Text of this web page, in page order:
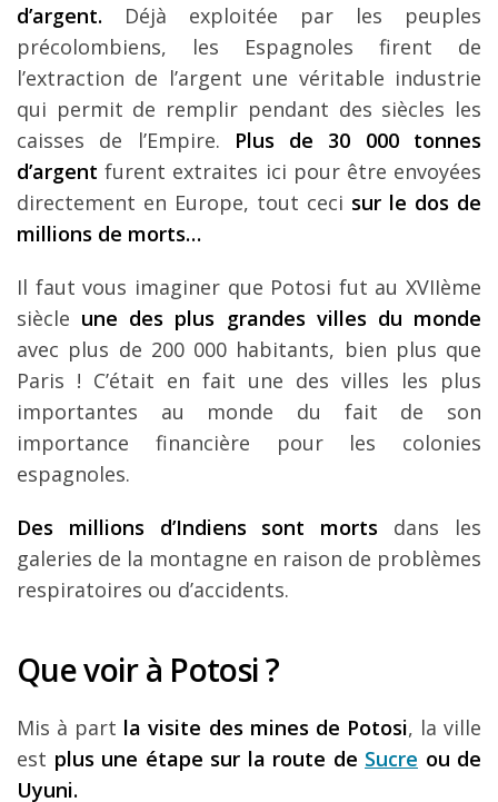
d’argent. Déjà exploitée par les peuples
précolombiens, les Espagnoles firent de
l’extraction de l’argent une véritable industrie
qui permit de remplir pendant des siècles les
caisses de l’Empire. Plus de 30 000 tonnes
d’argent furent extraites ici pour être envoyées
directement en Europe, tout ceci sur le dos de
millions de morts…
Il faut vous imaginer que Potosi fut au XVIIème
siècle une des plus grandes villes du monde
avec plus de 200 000 habitants, bien plus que
Paris ! C’était en fait une des villes les plus
importantes au monde du fait de son
importance financière pour les colonies
espagnoles.
Des millions d’Indiens sont morts dans les
galeries de la montagne en raison de problèmes
respiratoires ou d’accidents.
Que voir à Potosi ?
Mis à part la visite des mines de Potosi, la ville
est plus une étape sur la route de Sucre ou de
Uyuni.